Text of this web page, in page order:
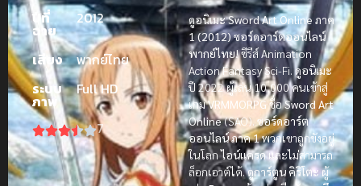
ปีที่
ฉาย
2012
เสียง
พากย์ไทย
ระบบ
ภาพ
Full HD
7
ดูอนิเมะ Sword Art Online ภาค
1 (2012) ซอร์ดอาร์ตออนไลน์
พากย์ไทย!ซีรีส์ Animation
Action Fantasy Sci-Fi.ดูอนิเมะ
ปี 2022 ผู้เล่น 10,000 คนเข้าสู่
เกมVRMMORPG ชื่อSword Art
Online(SAO). ซอร์ดอาร์ต
ออนไลน์ ภาค 1พวกเขาถูกขังอยู่
ในโลกไอน์แครดและไม่สามารถ
ล็อกเอาต์ได้.ดูการ์ตูนคิริโตะผู้